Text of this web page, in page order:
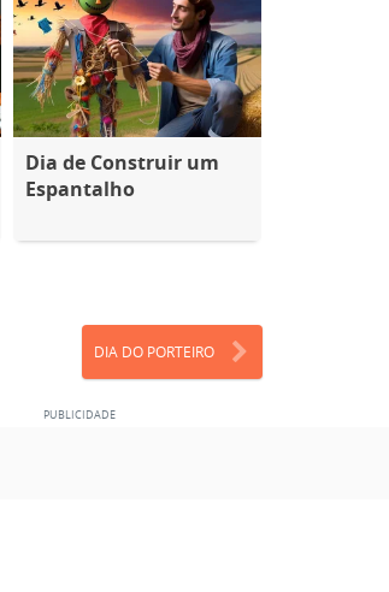
Dia de Construir um
Espantalho
DIA DO PORTEIRO